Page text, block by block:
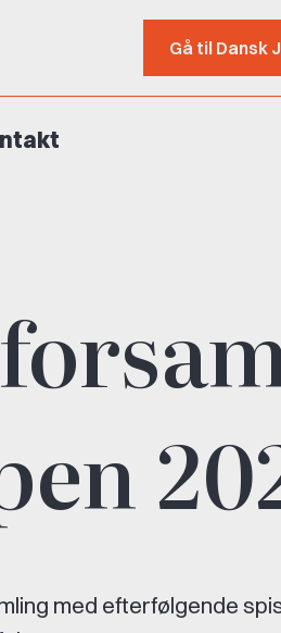
Gå til Dansk
med efterfølgende